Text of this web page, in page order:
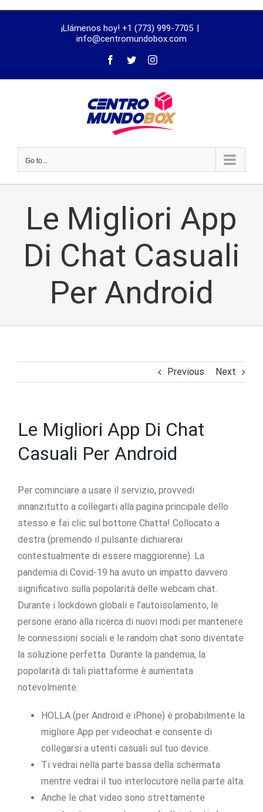
¡Llámenos hoy! +1 (773) 999-7705 |
info@centromundobox.com
Go to...
Le Migliori App
Di Chat Casuali
Per Android
Previous Next
Le Migliori App Di Chat
Casuali Per Android
Per cominciare a usare il servizio, provvedi
innanzitutto a collegarti alla pagina principale dello
stesso e fai clic sul bottone Chatta! Collocato a
destra (premendo il pulsante dichiarerai
contestualmente di essere maggiorenne). La
pandemia di Covid-19 ha avuto un impatto davvero
significativo sulla popolarità delle webcam chat.
Durante i lockdown globali e l’autoisolamento, le
persone erano alla ricerca di nuovi modi per mantenere
le connessioni sociali e le random chat sono diventate
la soluzione perfetta. Durante la pandemia, la
popolarità di tali piattaforme è aumentata
notevolmente.
HOLLA (per Android e iPhone) è probabilmente la
migliore App per videochat e consente di
collegarsi a utenti casuali sul tuo device.
Ti vedrai nella parte bassa della schermata
mentre vedrai il tuo interlocutore nella parte alta.
Anche le chat video sono strettamente